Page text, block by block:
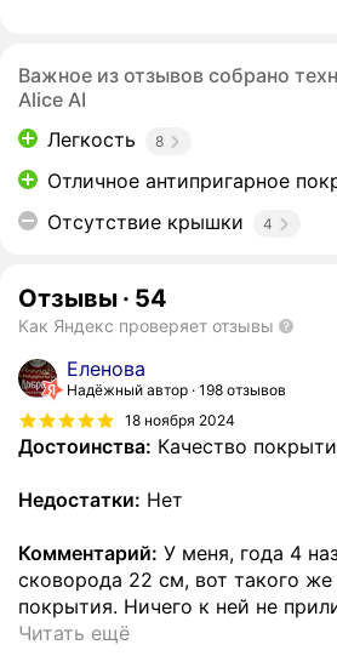
Важное из отзывов собрано
Alice AI
Легкость
8
Отличное антипригарное
Отсутствие крышки 4
Отзывы · 54
Как Яндекс проверяет отзывы
Еленова
Надёжный автор 198 отзывов
18 ноября 2024
Достоинства: Качество
Недостатки: Нет
Комментарий: У меня, года 4
сковорода 22 см, вот такого же
покрытия. Ничего к ней не
Читать ещё